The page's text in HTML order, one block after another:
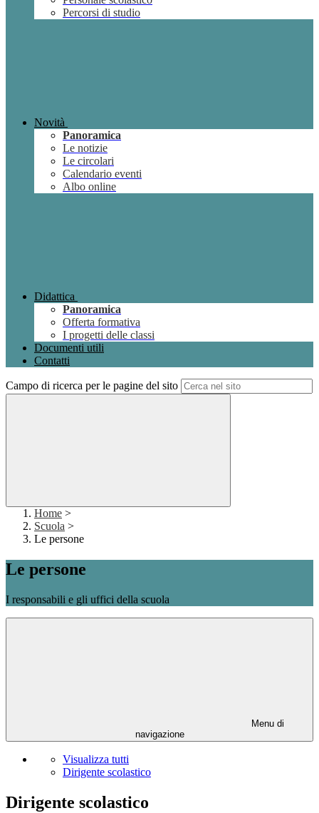
Percorsi di studio
Novità
Panoramica
Le notizie
Le circolari
Calendario eventi
Albo online
Didattica
Panoramica
Offerta formativa
I progetti delle classi
Documenti utili
Contatti
Campo di ricerca per le pagine del sito
Home >
Scuola >
Le persone
Le persone
I responsabili e gli uffici della scuola
Menu di
navigazione
Visualizza tutti
Dirigente scolastico
Dirigente scolastico